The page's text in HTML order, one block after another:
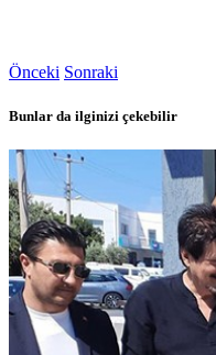
Önceki Sonraki
Bunlar da ilginizi çekebilir